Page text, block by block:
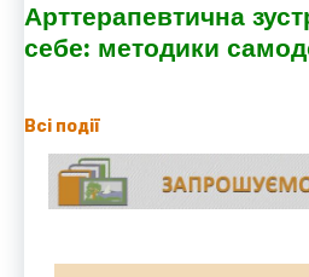
Арттерапевтична
себе: методики
Всі події